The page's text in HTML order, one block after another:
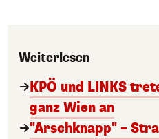
Weiterlesen
KPÖ und LINKS
ganz Wien an
"Arschknapp" –